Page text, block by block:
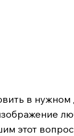
в нужном
этот вопрос